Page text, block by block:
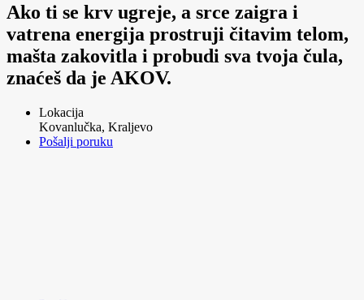
Ako ti se krv ugreje, a srce zaigra i
vatrena energija prostruji čitavim telom,
mašta zakovitla i probudi sva tvoja čula,
znaćeš da je AKOV.
Lokacija
Kovanlučka, Kraljevo
Pošalji poruku